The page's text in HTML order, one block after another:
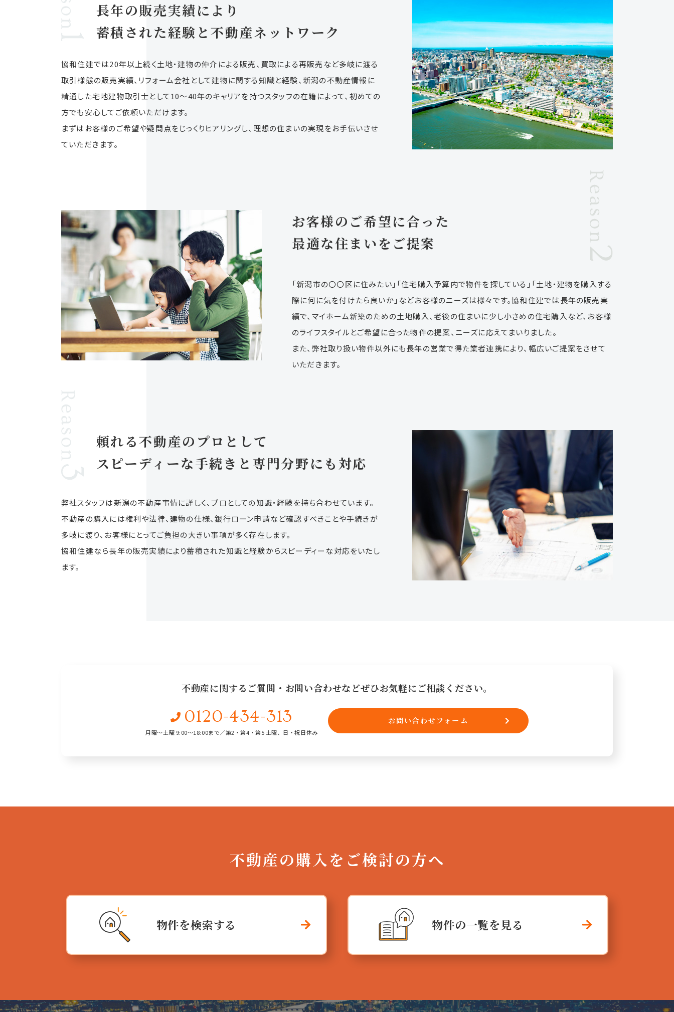
長年の販売実績により
蓄積された経験と不動産ネットワーク
協和住建では20年以上続く土地・建物の仲介による販売、買取による再販売など多岐に渡る
取引様態の販売実績、リフォーム会社として建物に関する知識と経験、新潟の不動産情報に
精通した宅地建物取引士として10～40年のキャリアを持つスタッフの在籍によって、初めての
方でも安心してご依頼いただけます。
まずはお客様のご希望や疑問点をじっくりヒアリングし、理想の住まいの実現をお手伝いさせ
ていただきます。
お客様のご希望に合った
最適な住まいをご提案
「新潟市の〇〇区に住みたい」「住宅購入予算内で物件を探している」「土地・建物を購入する
際に何に気を付けたら良いか」などお客様のニーズは様々です。協和住建では長年の販売実
績で、マイホーム新築のための土地購入、老後の住まいに少し小さめの住宅購入など、お客様
のライフスタイルとご希望に合った物件の提案、ニーズに応えてまいりました。
また、弊社取り扱い物件以外にも長年の営業で得た業者連携により、幅広いご提案をさせて
いただきます。
頼れる不動産のプロとして
スピーディーな手続きと専門分野にも対応
弊社スタッフは新潟の不動産事情に詳しく、プロとしての知識・経験を持ち合わせています。
不動産の購入には権利や法律、建物の仕様、銀行ローン申請など確認すべきことや手続きが
多岐に渡り、お客様にとってご負担の大きい事項が多く存在します。
協和住建なら長年の販売実績により蓄積された知識と経験からスピーディーな対応をいたし
ます。
不動産に関するご質問・お問い合わせなどぜひお気軽にご相談ください。
0120-434-313
月曜〜土曜 9:00〜18:00まで／第2・第4・第5 土曜、日・祝日休み
お問い合わせフォーム
不動産の購入をご検討の方へ
物件を検索する 物件の一覧を見る